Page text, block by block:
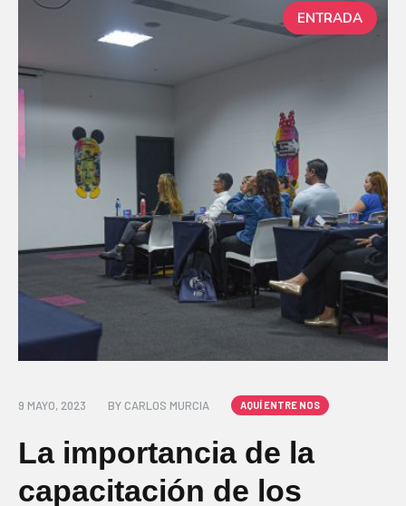
ENTRADA
9 MAYO, 2023 BY CARLOS MURCIA AQUÍ ENTRE NOS
La importancia de la
capacitación de los